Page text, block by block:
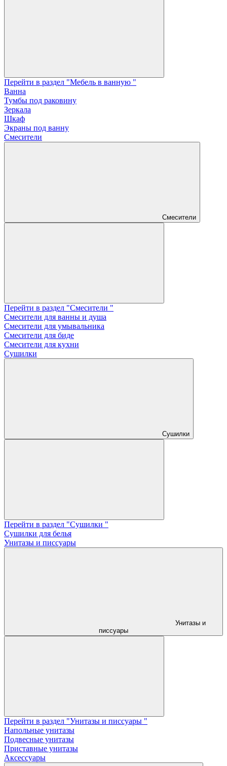
Перейти в раздел "Мебель в ванную "
Ванна
Тумбы под раковину
Зеркала
Шкаф
Экраны под ванну
Смесители
Смесители
Перейти в раздел "Смесители "
Смесители для ванны и душа
Смесители для умывальника
Смесители для биде
Смесители для кухни
Сушилки
Сушилки
Перейти в раздел "Сушилки "
Сушилки для белья
Унитазы и писсуары
Унитазы и
писсуары
Перейти в раздел "Унитазы и писсуары "
Напольные унитазы
Подвесные унитазы
Приставные унитазы
Аксессуары